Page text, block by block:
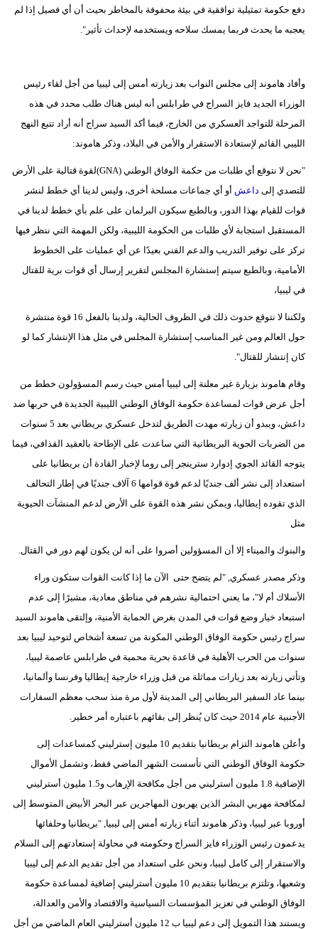
دفع حكومة تمثيلية توافقية في بيئة محفوفة بالمخاطر بحيث أن أي فصيل إذا لم
يعجبه ما يحدث فربما يمسك سلاحه ويستخدمه لإحداث تأثير".
وأفاد هاموند إلى مجلس النواب بعد زيارته أمس إلى ليبيا من أجل لقاء رئيس
الوزراء الجديد فايز السراج في طرابلس أنه ليس هناك طلب محدد في هذه
المرحلة للتواجد العسكري من الخارج، فيما أكد السيد سراج أنه أراد تتبع النهج
الليبي القائم لإستعادة الاستقرار والأمن في البلاد، وذكر هاموند:
"نحن لا نتوقع أي طلبات من حكمة الوفاق الوطني (GNA)لقوة قتالية على الأرض
للتصدي إلى داعش أو أي جماعات مسلحة أخرى، وليس لدينا أي خطط لنشر
قوات للقيام بهذا الدور، وبالطبع سيكون البرلمان على علم بأي خطط لدينا في
المستقبل استجابة لأي طلبات من الحكومة الليبية، ولكن المهمة التي ننظر فيها
تركز على توفير التدريب والدعم الفني بعيدًا عن أي عمليات على الخطوط
الأمامية، وبالطبع سيتم إستشارة المجلس لتقرير إرسال أي قوات برية للقتال
في ليبيا،
ولكننا لا نتوقع حدوث ذلك في الظروف الحالية، ولدينا بالفعل 16 قوة منتشرة
حول العالم ومن غير المناسب إستشارة المجلس في مثل هذا الإنتشار كما لو
كان إنتشار للقتال".
وقام هاموند بزيارة غير معلنة إلى ليبيا أمس حيث رسم المسؤولون خطط من
أجل عرض قوات لمساعدة حكومة الوفاق الوطني الليبية الجديدة في حربها ضد
داعش، ويبدو أن زيارته مهدت الطريق لتدخل عسكري بريطاني بعد 5 سنوات
من الضربات الجوية البريطانية التي ساعدت على الإطاحة بالعقيد القذافي، فيما
يتوجه القائد الجوي إدوارد سترينجر إلى روما لإخبار القادة أن بريطانيا على
استعداد إلى نشر ألف جنديًا لدعم قوة قوامها 6 آلاف جنديًا في إطار التحالف
الذي تقوده إيطاليا، ويمكن نشر هذه القوة على الأرض لدعم المنشآت الحيوية
مثل
والبنوك والميناء إلا أن المسؤولين أصروا على أنه لن يكون لهم دور في القتال.
وذكر مصدر عسكري, "لم يتضح حتى الآن ما إذا كانت القوات ستكون وراء
الأسلاك أم لا"، ما يعني احتمالية نشرهم في مناطق معادية، مشيرًا إلى عدم
استبعاد خيار وضع قوات في المدن بغرض الحماية الأمنية، وإلتقى هاموند السيد
سراج رئيس حكومة الوفاق الوطني المكونة من تسعة أشخاص لتوحيد ليبيا بعد
سنوات من الحرب الأهلية في قاعدة بحرية محمية في طرابلس عاصمة ليبيا،
وتأتي زيارته بعد زيارات مماثلة من قبل وزراء خارجية إيطاليا وفرنسا وألمانيا،
بينما عاد السفير البريطاني إلى المدينة لأول مرة منذ سحب معظم السفارات
الأجنبية عام 2014 حيث كان يُنظر إلى بقائهم باعتباره أمر خطير.
وأعلن هاموند التزام بريطانيا بتقديم 10 مليون إسترليني كمساعدات إلى
حكومة الوفاق الوطني التي تأسست الشهر الماضي فقط، وتشمل الأموال
الإضافية 1.8 مليون أسترليني من أجل مكافحة الإرهاب و1.5 مليون أسترليني
لمكافحة مهربي البشر الذين يهربون المهاجرين عبر البحر الأبيض المتوسط إلى
أوروبا عبر ليبيا، وذكر هاموند أثناء زيارته أمس إلى ليبيا, "بريطانيا وحلفائها
يدعمون رئيس الوزراء فايز السراج وحكومته في محاولة إستعادتهم إلى السلام
والاستقرار إلى كامل ليبيا، ونحن على استعداد من أجل تقديم الدعم إلى ليبيا
وشعبها، وتلتزم بريطانيا بتقديم 10 مليون أسترليني إضافية لمساعدة حكومة
الوفاق الوطني في تعزيز المؤسسات السياسية والاقتصاد والأمن والعدالة،
ويستند هذا التمويل إلى دعم ليبيا ب 12 مليون أسترليني العام الماضي من أجل